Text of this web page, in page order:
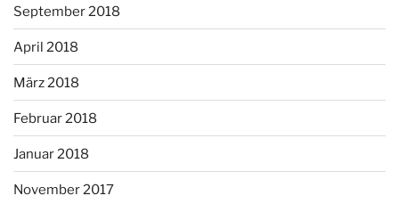
September 2018
April 2018
März 2018
Februar 2018
Januar 2018
November 2017